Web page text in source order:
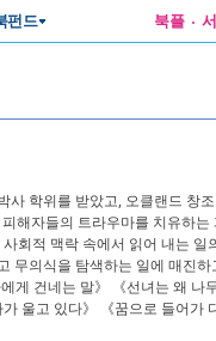
펀드 북플
사 학위를 받았고, 오클랜드 창
해자들의 트라우마를 치유하는
회적 맥락 속에서 읽어 내는 일
무의식을 탐색하는 일에 매진하
게 건네는 말》 《선녀는 왜 나
울고 있다》 《꿈으로 들어가